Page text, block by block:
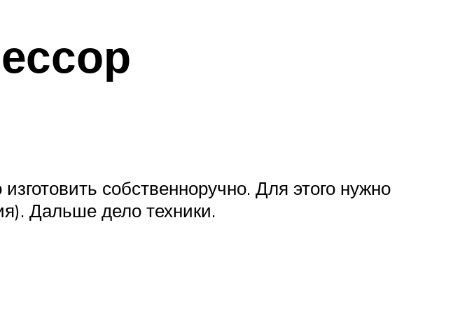
собственноручно. Для этого нужно
Дальше дело техники.